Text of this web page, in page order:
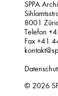
SPPA
8001
Telefon
Fax +41
© 2026